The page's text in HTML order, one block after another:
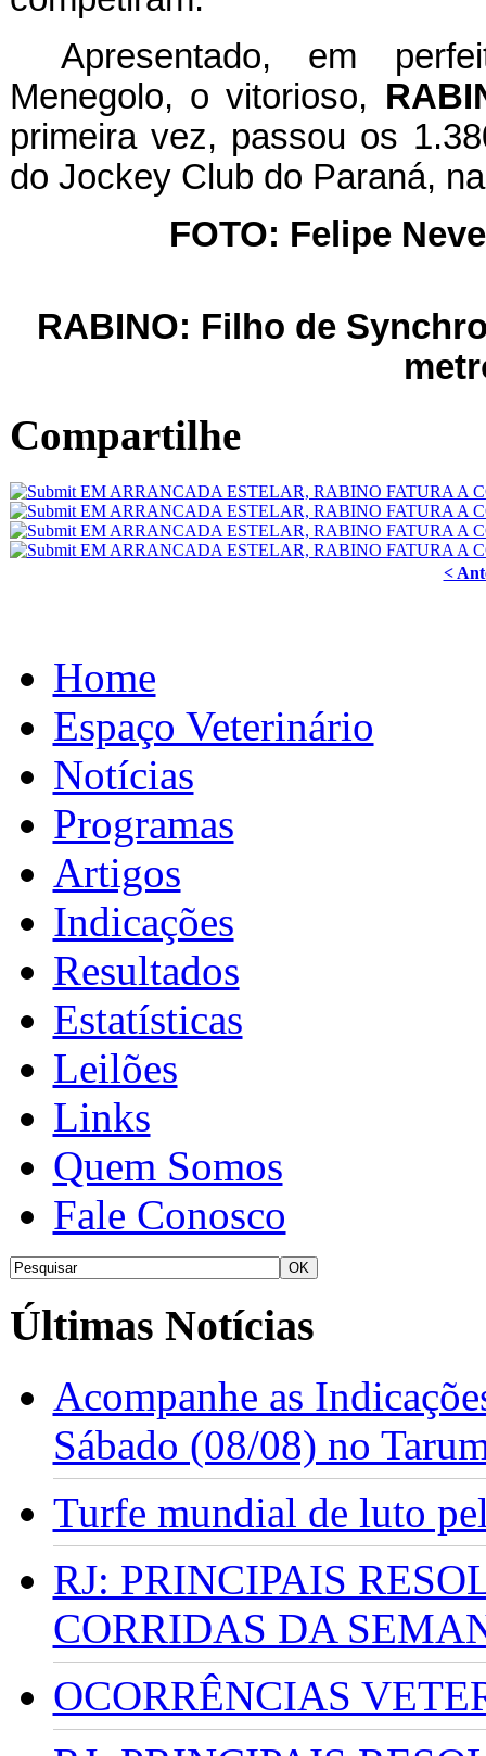
Apresentado, em
Menegolo, o vitorioso,
primeira vez, passou os
do Jockey Club do Paraná,
FOTO: Felipe
RABINO: Filho de
Compartilhe
<
Home
Espaço Veterinário
Notícias
Programas
Artigos
Indicações
Resultados
Estatísticas
Leilões
Links
Quem Somos
Fale Conosco
Últimas Notícias
Acompanhe as
Sábado (08/08) no
Turfe mundial de luto
RJ: PRINCIPAIS
CORRIDAS DA
OCORRÊNCIAS